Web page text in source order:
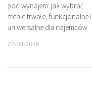
pod wynajem: jak wybrać
meble trwałe, funkcjonalne i
uniwersalne dla najemców
22-04-2026